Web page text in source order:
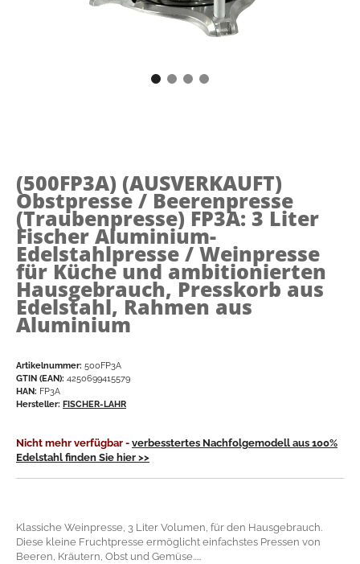
(500FP3A) (AUSVERKAUFT)
Obstpresse / Beerenpresse
(Traubenpresse) FP3A: 3 Liter
Fischer Aluminium-
Edelstahlpresse / Weinpresse
für Küche und ambitionierten
Hausgebrauch, Presskorb aus
Edelstahl, Rahmen aus
Aluminium
Artikelnummer: 500FP3A
GTIN (EAN): 4250699415579
HAN: FP3A
Hersteller: FISCHER-LAHR
Nicht mehr verfügbar - verbesstertes Nachfolgemodell aus 100%
Edelstahl finden Sie hier >>
Klassiche Weinpresse, 3 Liter Volumen, für den Hausgebrauch.
Diese kleine Fruchtpresse ermöglicht einfachstes Pressen von
Beeren, Kräutern, Obst und Gemüse.....